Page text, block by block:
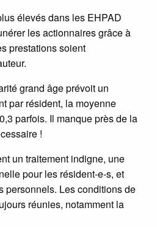
élevés dans les EHPAD
les actionnaires grâce à
prestations soient
grand âge prévoit un
par résident, la moyenne
parfois. Il manque près de la
!
un traitement indigne, une
pour les résident-e-s, et
personnels. Les conditions de
réunies, notamment la